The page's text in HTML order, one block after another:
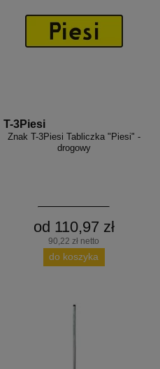
T-3Piesi
Znak T-3Piesi Tabliczka "Piesi" -
drogowy
od 110,97 zł
90,22 zł netto
do koszyka